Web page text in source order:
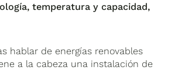
temperatura y capacidad,
hablar de energías renovables
a la cabeza una instalación de